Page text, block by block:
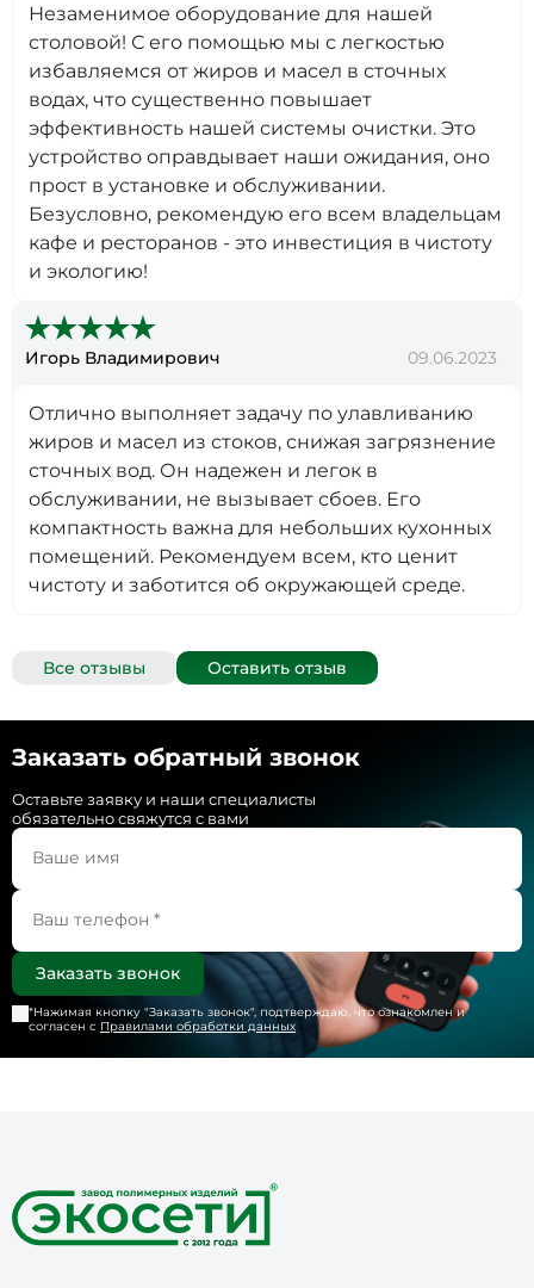
Незаменимое оборудование для нашей
столовой! С его помощью мы с легкостью
избавляемся от жиров и масел в сточных
водах, что существенно повышает
эффективность нашей системы очистки. Это
устройство оправдывает наши ожидания, оно
прост в установке и обслуживании.
Безусловно, рекомендую его всем владельцам
кафе и ресторанов - это инвестиция в чистоту
и экологию!
Игорь Владимирович 09.06.2023
Отлично выполняет задачу по улавливанию
жиров и масел из стоков, снижая загрязнение
сточных вод. Он надежен и легок в
обслуживании, не вызывает сбоев. Его
компактность важна для небольших кухонных
помещений. Рекомендуем всем, кто ценит
чистоту и заботится об окружающей среде.
Все отзывы Оставить отзыв
Заказать обратный звонок
Оставьте заявку и наши специалисты
обязательно свяжутся с вами
*Нажимая кнопку "Заказать звонок", подтверждаю, что ознакомлен и
согласен с Правилами обработки данных